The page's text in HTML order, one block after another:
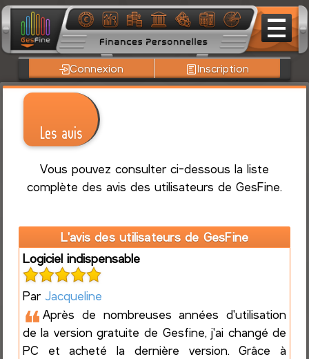
Connexion Inscription
Les avis
Vous pouvez consulter ci-dessous la liste
complète des avis des utilisateurs de GesFine.
L'avis des utilisateurs de GesFine
Logiciel indispensable
Par Jacqueline
❝Après de nombreuses années d'utilisation
de la version gratuite de Gesfine, j'ai changé de
PC et acheté la dernière version. Grâce à